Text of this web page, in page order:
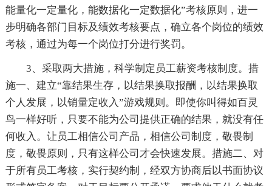
能量化一定量化，能数据化一定数据化”考核原则，进一
步明确各部门目标及绩效考核要点，确立各个岗位的绩效
考核，通过为每一个岗位打分进行奖罚。
3、采取两大措施，科学制定员工薪资考核制度。措
施一、建立“靠结果生存，以结果换取报酬，以结果换取
个人发展，以销量定收入”游戏规则。即使你叫得如百灵
鸟一样好听，只要不能为公司提供正确的结果，就没有任
何收入。让员工相信公司产品，相信公司制度，敬畏制
度，敬畏原则，只有这样公司才会快速发展。措施二、对
于所有员工考核，实行契约制，经双方协商后以书面协议